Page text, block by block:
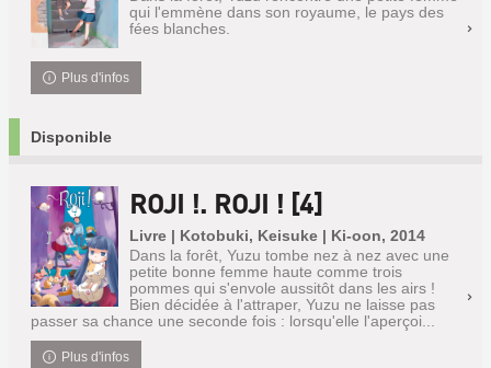
qui l'emmène dans son royaume, le pays des
fées blanches.
Plus d'infos
Disponible
ROJI !. ROJI ! [4]
Livre | Kotobuki, Keisuke | Ki-oon, 2014
Dans la forêt, Yuzu tombe nez à nez avec une
petite bonne femme haute comme trois
pommes qui s'envole aussitôt dans les airs !
Bien décidée à l'attraper, Yuzu ne laisse pas
passer sa chance une seconde fois : lorsqu'elle l'aperçoi...
Plus d'infos